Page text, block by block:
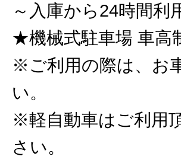
～入庫から24時間利
★機械式駐車場 車高
※ご利用の際は、お
い。
※軽自動車はご利用
さい。